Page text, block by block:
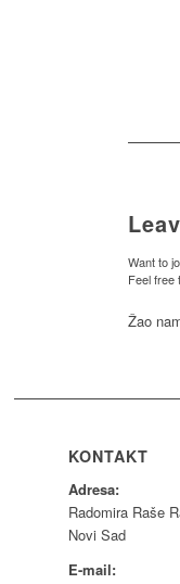
Want to
Feel free
Žao
KONTAKT
Adresa:
Radomira Raše
Novi Sad
E-mail: